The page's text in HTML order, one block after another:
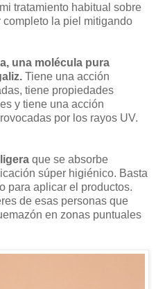
tratamiento habitual sobre
la piel mitigando
una molécula pura
Tiene una acción
tiene propiedades
y tiene una acción
por los rayos UV.
que se absorbe
súper higiénico. Basta
para aplicar el productos.
de esas personas que
en zonas puntuales